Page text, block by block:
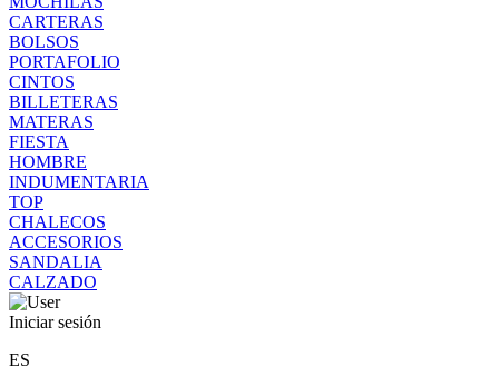
CARTERAS
BOLSOS
PORTAFOLIO
CINTOS
BILLETERAS
MATERAS
FIESTA
HOMBRE
INDUMENTARIA
TOP
CHALECOS
ACCESORIOS
SANDALIA
CALZADO
Iniciar sesión
ES